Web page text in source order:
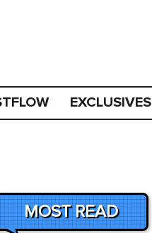
EXCLUSIVES
MOST READ